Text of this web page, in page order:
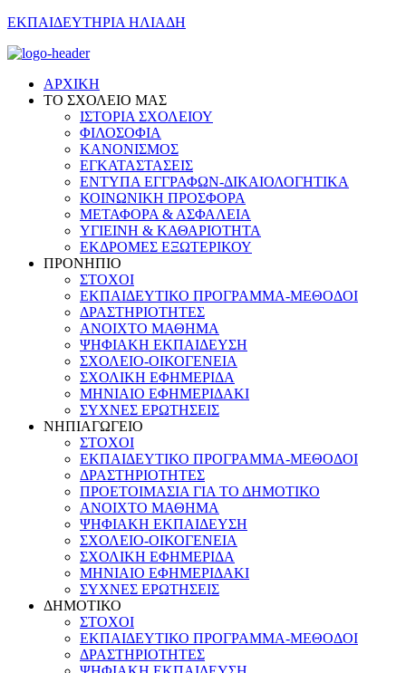
ΕΚΠΑΙΔΕΥΤΗΡΙΑ ΗΛΙΑΔΗ
ΑΡΧΙΚΗ
ΤΟ ΣΧΟΛΕΙΟ ΜΑΣ
ΙΣΤΟΡΙΑ ΣΧΟΛΕΙΟΥ
ΦΙΛΟΣΟΦΙΑ
ΚΑΝΟΝΙΣΜΟΣ
ΕΓΚΑΤΑΣΤΑΣΕΙΣ
ΕΝΤΥΠΑ ΕΓΓΡΑΦΩΝ-ΔΙΚΑΙΟΛΟΓΗΤΙΚΑ
ΚΟΙΝΩΝΙΚΗ ΠΡΟΣΦΟΡΑ
ΜΕΤΑΦΟΡΑ & ΑΣΦΑΛΕΙΑ
ΥΓΙΕΙΝΗ & ΚΑΘΑΡΙΟΤΗΤΑ
ΕΚΔΡΟΜΕΣ ΕΞΩΤΕΡΙΚΟΥ
ΠΡΟΝΗΠΙΟ
ΣΤΟΧΟΙ
ΕΚΠΑΙΔΕΥΤΙΚΟ ΠΡΟΓΡΑΜΜΑ-ΜΕΘΟΔΟΙ
ΔΡΑΣΤΗΡΙΟΤΗΤΕΣ
ΑΝΟΙΧΤΟ ΜΑΘΗΜΑ
ΨΗΦΙΑΚΗ ΕΚΠΑΙΔΕΥΣΗ
ΣΧΟΛΕΙΟ-ΟΙΚΟΓΕΝΕΙΑ
ΣΧΟΛΙΚΗ ΕΦΗΜΕΡΙΔΑ
ΜΗΝΙΑΙΟ ΕΦΗΜΕΡΙΔΑΚΙ
ΣΥΧΝΕΣ ΕΡΩΤΗΣΕΙΣ
ΝΗΠΙΑΓΩΓΕΙΟ
ΣΤΟΧΟΙ
ΕΚΠΑΙΔΕΥΤΙΚΟ ΠΡΟΓΡΑΜΜΑ-ΜΕΘΟΔΟΙ
ΔΡΑΣΤΗΡΙΟΤΗΤΕΣ
ΠΡΟΕΤΟΙΜΑΣΙΑ ΓΙΑ ΤΟ ΔΗΜΟΤΙΚΟ
ΑΝΟΙΧΤΟ ΜΑΘΗΜΑ
ΨΗΦΙΑΚΗ ΕΚΠΑΙΔΕΥΣΗ
ΣΧΟΛΕΙΟ-ΟΙΚΟΓΕΝΕΙΑ
ΣΧΟΛΙΚΗ ΕΦΗΜΕΡΙΔΑ
ΜΗΝΙΑΙΟ ΕΦΗΜΕΡΙΔΑΚΙ
ΣΥΧΝΕΣ ΕΡΩΤΗΣΕΙΣ
ΔΗΜΟΤΙΚΟ
ΣΤΟΧΟΙ
ΕΚΠΑΙΔΕΥΤΙΚΟ ΠΡΟΓΡΑΜΜΑ-ΜΕΘΟΔΟΙ
ΔΡΑΣΤΗΡΙΟΤΗΤΕΣ